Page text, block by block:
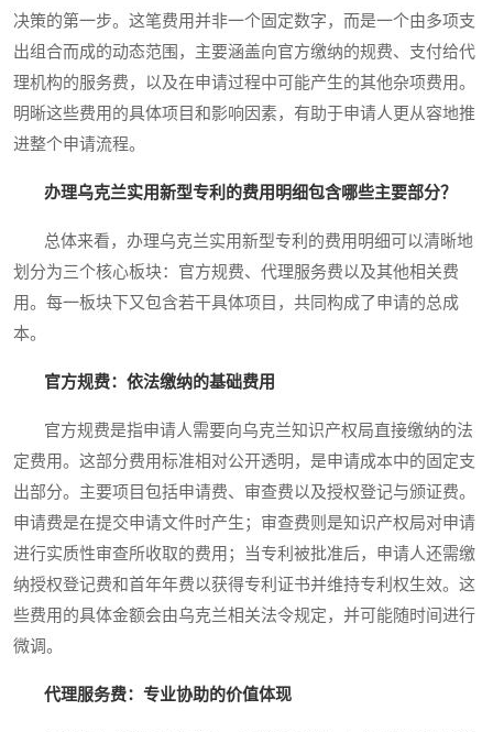
决策的第一步。这笔费用并非一个固定数字，而是一个由多项支
出组合而成的动态范围，主要涵盖向官方缴纳的规费、支付给代
理机构的服务费，以及在申请过程中可能产生的其他杂项费用。
明晰这些费用的具体项目和影响因素，有助于申请人更从容地推
进整个申请流程。
办理乌克兰实用新型专利的费用明细包含哪些主要部分？
总体来看，办理乌克兰实用新型专利的费用明细可以清晰地
划分为三个核心板块：官方规费、代理服务费以及其他相关费
用。每一板块下又包含若干具体项目，共同构成了申请的总成
本。
官方规费：依法缴纳的基础费用
官方规费是指申请人需要向乌克兰知识产权局直接缴纳的法
定费用。这部分费用标准相对公开透明，是申请成本中的固定支
出部分。主要项目包括申请费、审查费以及授权登记与颁证费。
申请费是在提交申请文件时产生；审查费则是知识产权局对申请
进行实质性审查所收取的费用；当专利被批准后，申请人还需缴
纳授权登记费和首年年费以获得专利证书并维持专利权生效。这
些费用的具体金额会由乌克兰相关法令规定，并可能随时间进行
微调。
代理服务费：专业协助的价值体现